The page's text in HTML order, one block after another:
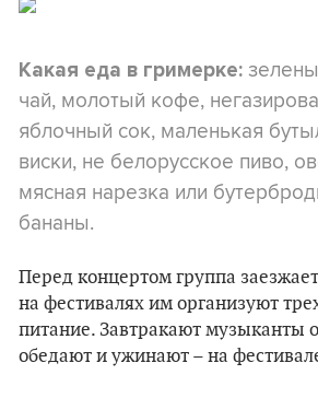
Какая еда в гримерке:
чай, молотый кофе,
яблочный сок, маленькая
виски, не белорусское пиво,
мясная нарезка или
бананы.
Перед концертом группа
на фестивалях им организуют
питание. Завтракают музыканты
обедают и ужинают – на